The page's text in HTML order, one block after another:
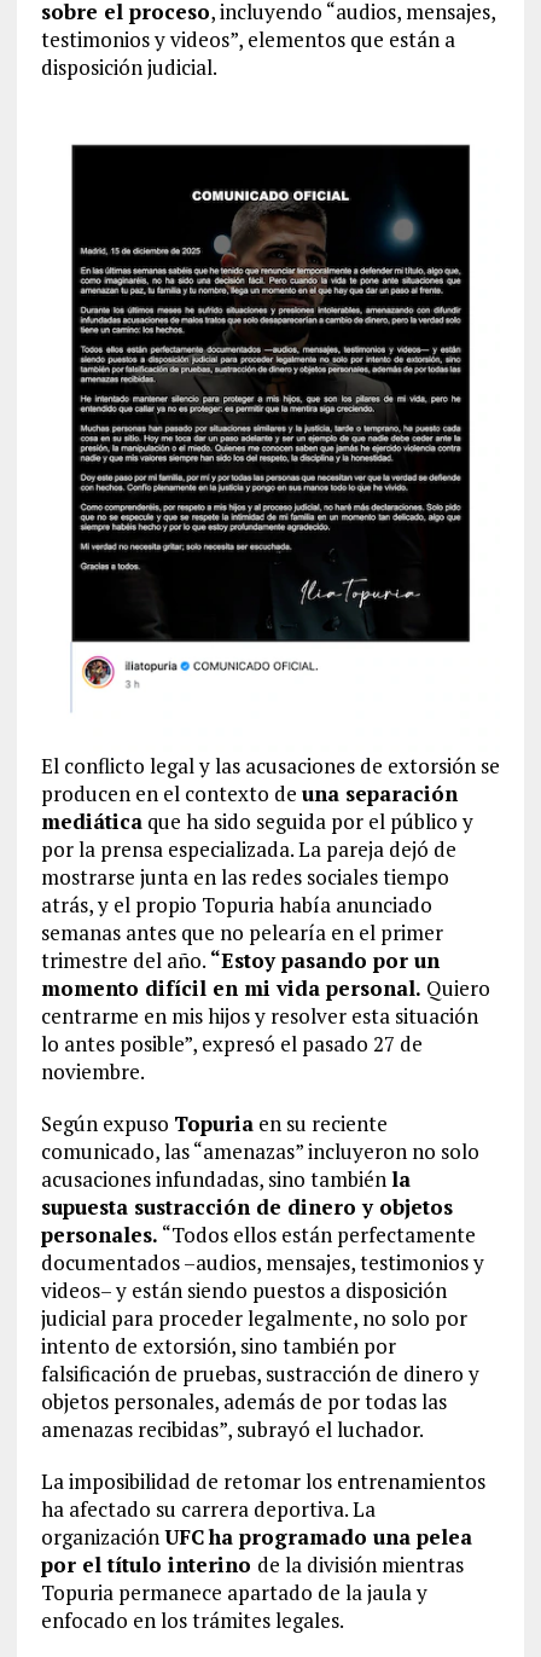
sobre el proceso, incluyendo “audios, mensajes,
testimonios y videos”, elementos que están a
disposición judicial.
El conflicto legal y las acusaciones de extorsión se
producen en el contexto de una separación
mediáticaque ha sido seguida por el público y
por la prensa especializada. La pareja dejó de
mostrarse junta en las redes sociales tiempo
atrás, y el propio Topuria había anunciado
semanas antes que no pelearía en el primer
trimestre del año. “Estoy pasando por un
momento difícil en mi vida personal. Quiero
centrarme en mis hijos y resolver esta situación
lo antes posible”, expresó el pasado 27 de
noviembre.
Según expuso Topuriaen su reciente
comunicado, las “amenazas” incluyeron no solo
acusaciones infundadas, sino tambiénla
supuesta sustracción de dinero y objetos
personales. “Todos ellos están perfectamente
documentados –audios, mensajes, testimonios y
videos– y están siendo puestos a disposición
judicial para proceder legalmente, no solo por
intento de extorsión, sino también por
falsificación de pruebas, sustracción de dinero y
objetos personales, además de por todas las
amenazas recibidas”, subrayó el luchador.
La imposibilidad de retomar los entrenamientos
ha afectado su carrera deportiva. La
organizaciónUFCha programado una pelea
por el título interino de la división mientras
Topuria permanece apartado de la jaula y
enfocado en los trámites legales.